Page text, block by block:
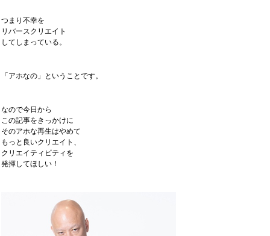
つまり不幸を
リバースクリエイト
してしまっている。
「アホなの」ということです。
なので今日から
この記事をきっかけに
そのアホな再生はやめて
もっと良いクリエイト、
クリエイティビティを
発揮してほしい！